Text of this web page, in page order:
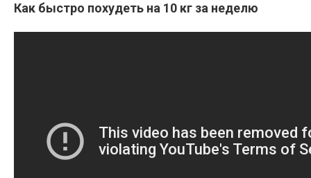
Как быстро похудеть на 10 кг за неделю